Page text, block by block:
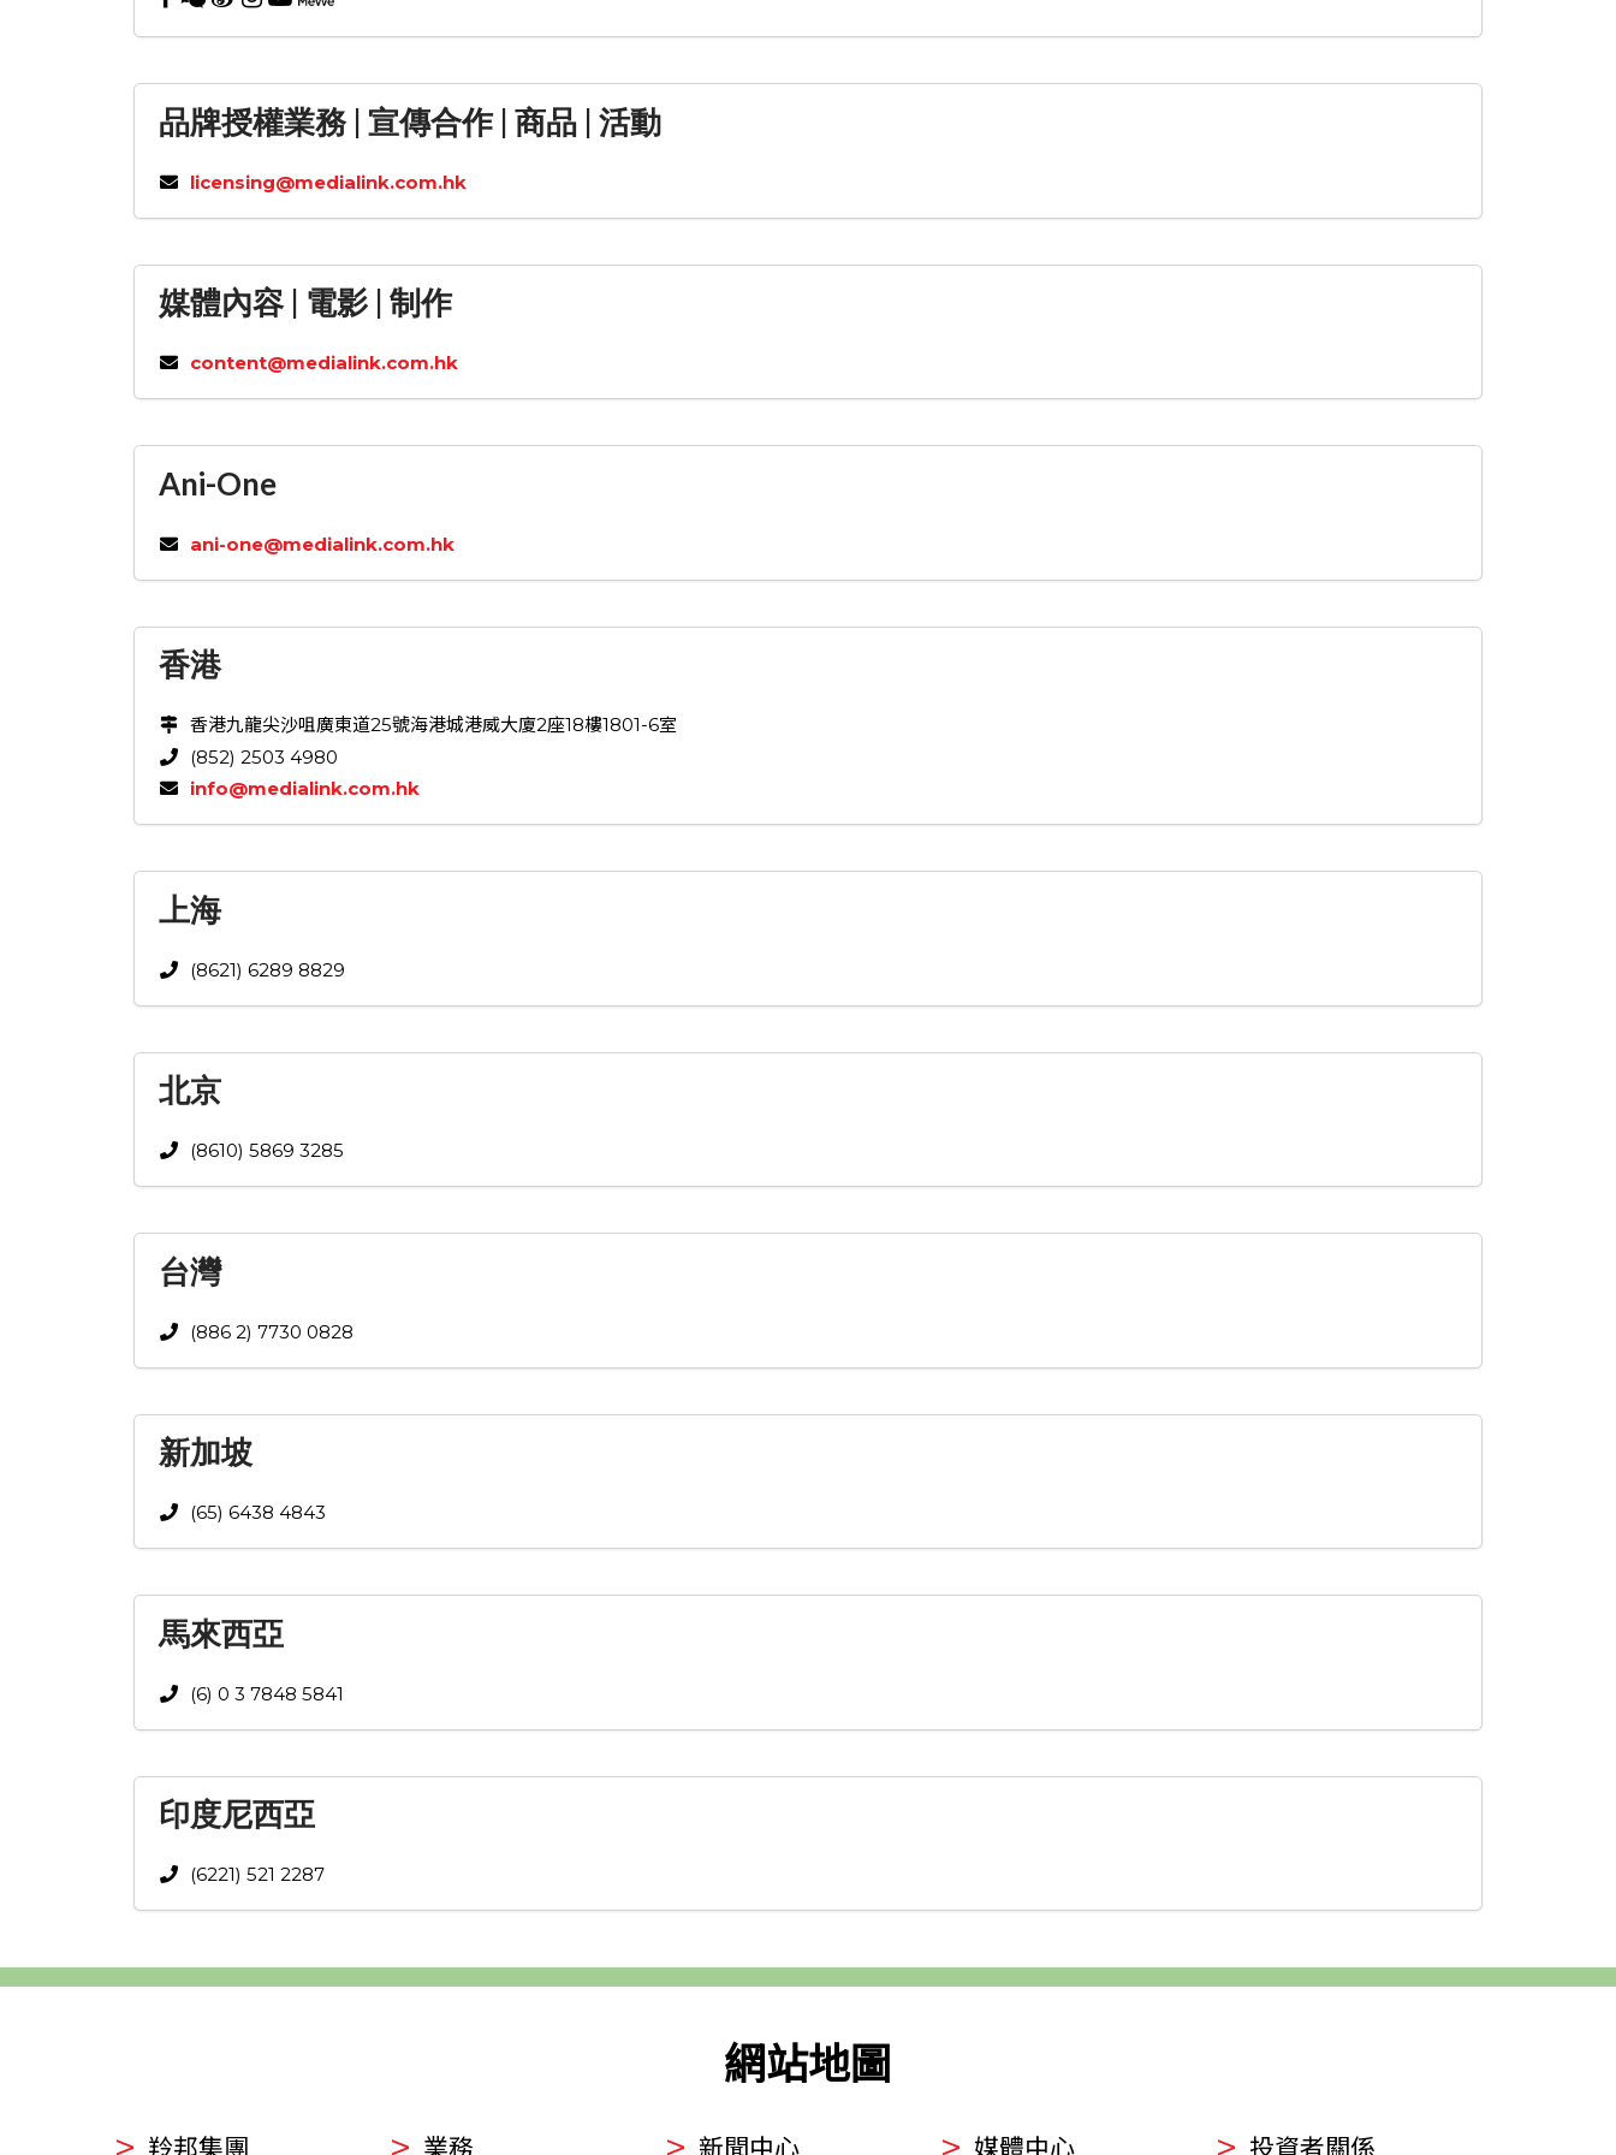
品牌授權業務 | 宣傳合作 | 商品 | 活動
licensing@medialink.com.hk
媒體內容 | 電影 | 制作
content@medialink.com.hk
Ani-One
ani-one@medialink.com.hk
香港
香港九龍尖沙咀廣東道25號海港城港威大廈2座18樓1801-6室
(852) 2503 4980
info@medialink.com.hk
上海
(8621) 6289 8829
北京
(8610) 5869 3285
台灣
(886 2) 7730 0828
新加坡
(65) 6438 4843
馬來西亞
(6) 0 3 7848 5841
印度尼西亞
(6221) 521 2287
網站地圖
羚邦集團 業務 新聞中心 媒體中心 投資者關係